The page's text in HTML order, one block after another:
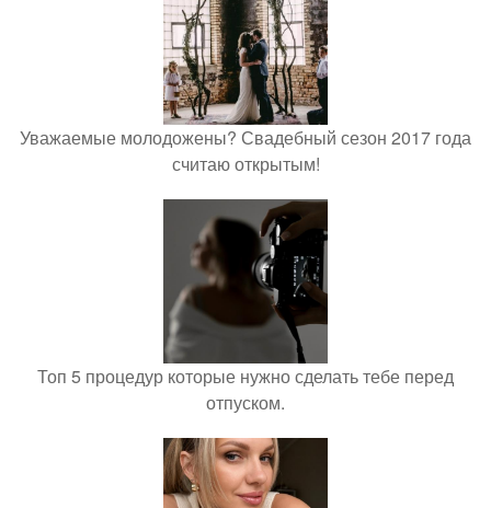
Уважаемые молодожены? Свадебный сезон 2017 года
считаю открытым!
Топ 5 процедур которые нужно сделать тебе перед
отпуском.